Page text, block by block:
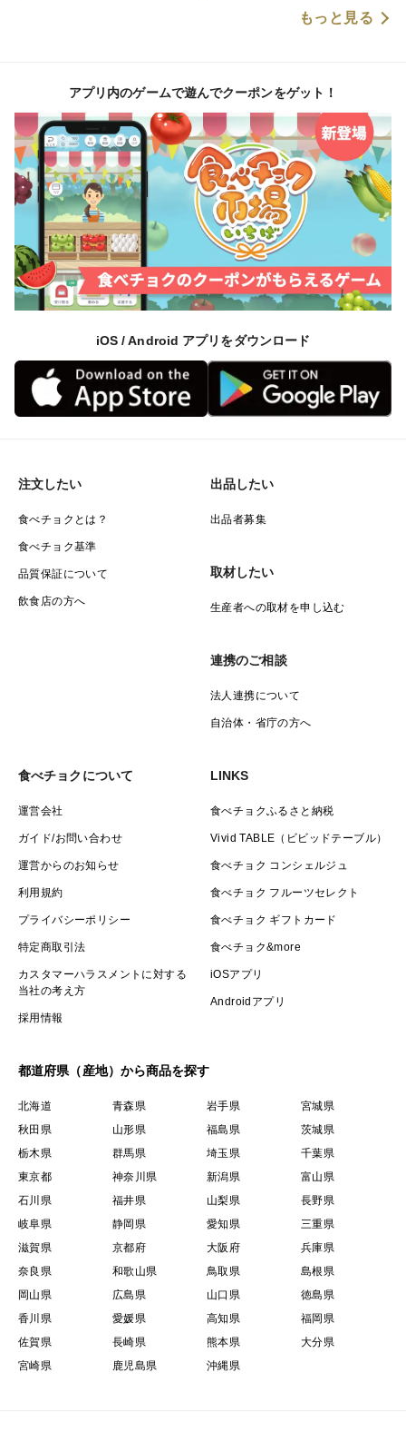
もっと見る
アプリ内のゲームで遊んでクーポンをゲット！
iOS / Android アプリをダウンロード
注文したい
食べチョクとは？
食べチョク基準
品質保証について
飲食店の方へ
出品したい
出品者募集
取材したい
生産者への取材を申し込む
連携のご相談
法人連携について
自治体・省庁の方へ
食べチョクについて
運営会社
ガイド/お問い合わせ
運営からのお知らせ
利用規約
プライバシーポリシー
特定商取引法
カスタマーハラスメントに対する
当社の考え方
採用情報
LINKS
食べチョクふるさと納税
Vivid TABLE（ビビッドテーブル）
食べチョク コンシェルジュ
食べチョク フルーツセレクト
食べチョク ギフトカード
食べチョク&more
iOSアプリ
Androidアプリ
都道府県（産地）から商品を探す
北海道 青森県 岩手県
宮城県
秋田県
山形県 福島県
茨城県
栃木県
群馬県 埼玉県
千葉県
東京都
神奈川県 新潟県
富山県
石川県
福井県 山梨県
長野県
岐阜県
静岡県 愛知県
三重県
滋賀県
京都府 大阪府
兵庫県
奈良県
和歌山県 鳥取県
島根県
岡山県
広島県 山口県
徳島県
香川県
愛媛県 高知県
福岡県
佐賀県
長崎県 熊本県
大分県
宮崎県
鹿児島県 沖縄県